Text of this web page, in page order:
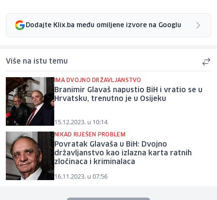
Dodajte Klix.ba među omiljene izvore na Googlu
Više na istu temu
IMA DVOJNO DRŽAVLJANSTVO
Branimir Glavaš napustio BiH i vratio se u
Hrvatsku, trenutno je u Osijeku
15.12.2023. u 10:14
NIKAD RIJEŠEN PROBLEM
Povratak Glavaša u BiH: Dvojno
državljanstvo kao izlazna karta ratnih
zločinaca i kriminalaca
16.11.2023. u 07:56